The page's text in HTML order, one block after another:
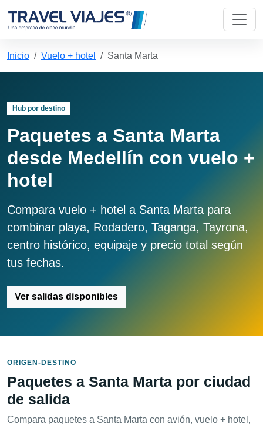
Inicio Vuelo + hotel Santa Marta
Hub por destino
Paquetes a Santa Marta
desde Medellín con vuelo +
hotel
Compara vuelo + hotel a Santa Marta para
combinar playa, Rodadero, Taganga, Tayrona,
centro histórico, equipaje y precio total según
tus fechas.
Ver salidas disponibles
ORIGEN-DESTINO
Paquetes a Santa Marta por ciudad
de salida
Compara paquetes a Santa Marta con avión, vuelo + hotel,